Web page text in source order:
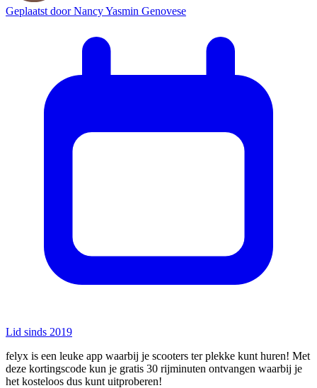
Geplaatst doorNancy Yasmin Genovese
Lid sinds 2019
felyx is een leuke app waarbij je scooters ter plekke kunt huren! Met
deze kortingscode kun je gratis 30 rijminuten ontvangen waarbij je
het kosteloos dus kunt uitproberen!